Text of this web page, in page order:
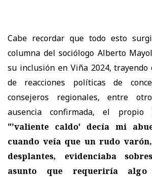
Cabe recordar que todo esto
columna del sociólogo Alberto
su inclusión en Viña 2024, trayendo
de reacciones políticas de
consejeros regionales, entre
ausencia confirmada, el
"'valiente caldo' decía mi
cuando veía que un rudo
desplantes, evidenciaba
asunto que requeriría